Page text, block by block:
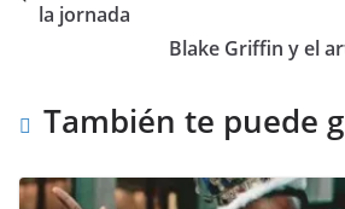
la jornada
Blake Griffin y el
También te puede